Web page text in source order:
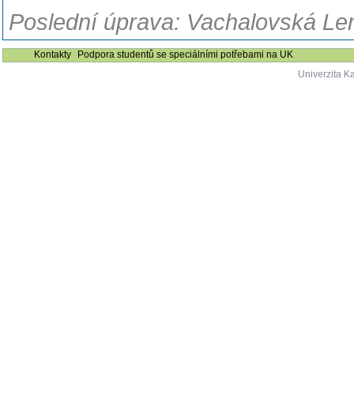
Poslední úprava: Vachalovská
Kontakty
Podpora studentů se speciálními potřebami na UK
Univerzita